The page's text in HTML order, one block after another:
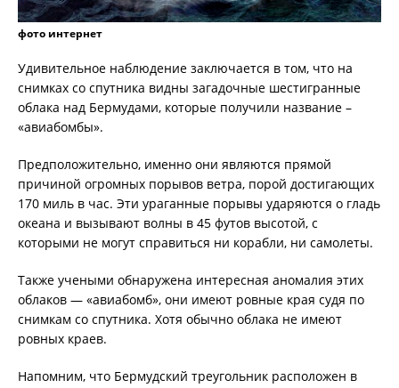
фото интернет
Удивительное наблюдение заключается в том, что на
снимках со спутника видны загадочные шестигранные
облака над Бермудами, которые получили название –
«авиабомбы».
Предположительно, именно они являются прямой
причиной огромных порывов ветра, порой достигающих
170 миль в час. Эти ураганные порывы ударяются о гладь
океана и вызывают волны в 45 футов высотой, с
которыми не могут справиться ни корабли, ни самолеты.
Также учеными обнаружена интересная аномалия этих
облаков — «авиабомб», они имеют ровные края судя по
снимкам со спутника. Хотя обычно облака не имеют
ровных краев.
Напомним, что Бермудский треугольник расположен в